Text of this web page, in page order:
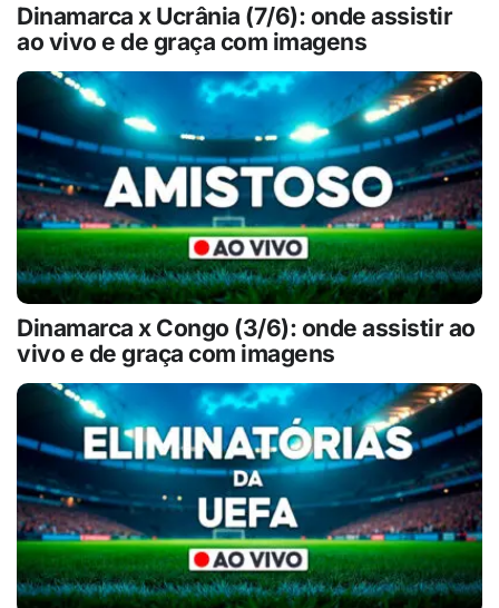
Dinamarca x Ucrânia (7/6): onde assistir
ao vivo e de graça com imagens
Dinamarca x Congo (3/6): onde assistir ao
vivo e de graça com imagens